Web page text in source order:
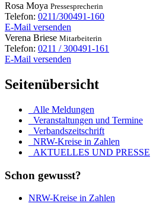
Rosa Moya Pressesprecherin
Telefon: 0211/300491-160
E-Mail versenden
Verena Briese Mitarbeiterin
Telefon: 0211 / 300491-161
E-Mail versenden
Seitenübersicht
Alle Meldungen
Veranstaltungen und Termine
Verbandszeitschrift
NRW-Kreise in Zahlen
AKTUELLES UND PRESSE
Schon gewusst?
NRW-Kreise in Zahlen